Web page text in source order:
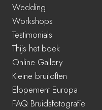
Wedding
Workshops
Testimonials
Thijs het boek
Online Gallery
Kleine bruiloften
Elopement Europa
FAQ Bruidsfotografie